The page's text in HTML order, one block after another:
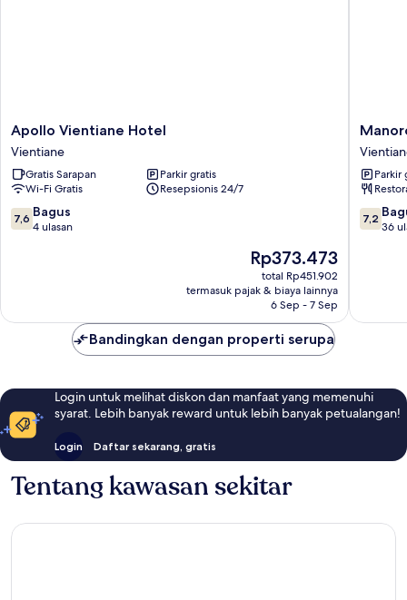
Apollo
Vientiane
Hotel
Vientiane
Apollo Vientiane Hotel
Vientiane
Gratis Sarapan
Parkir gratis
Wi-Fi Gratis
Resepsionis 24/7
7.6
dari
7,6 Bagus
4 ulasan
Harga
sekarang
Rp373.473
Rp373.473
total Rp451.902
termasuk pajak & biaya lainnya
6 Sep - 7 Sep
Chateau
Hotel
Parkir
7.2
dari
7,2
36
Bandingkan dengan properti serupa
Login untuk melihat diskon dan manfaat yang memenuhi
syarat. Lebih banyak reward untuk lebih banyak petualangan!
Login Daftar sekarang, gratis
Tentang kawasan sekitar